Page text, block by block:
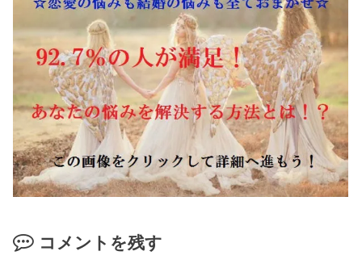
コメントを残す